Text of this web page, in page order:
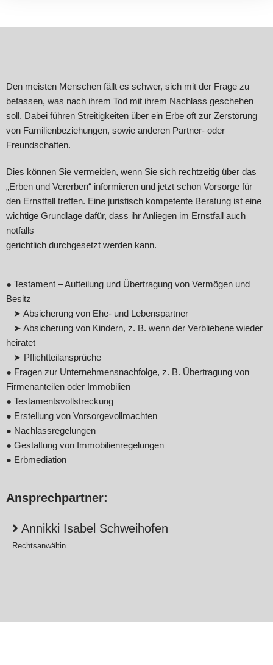
Den meisten Menschen fällt es schwer, sich mit der Frage zu
befassen, was nach ihrem Tod mit ihrem Nachlass geschehen
soll. Dabei führen Streitigkeiten über ein Erbe oft zur Zerstörung
von Familienbeziehungen, sowie anderen Partner- oder
Freundschaften.
Dies können Sie vermeiden, wenn Sie sich rechtzeitig über das
„Erben und Vererben“ informieren und jetzt schon Vorsorge für
den Ernstfall treffen. Eine juristisch kompetente Beratung ist eine
wichtige Grundlage dafür, dass ihr Anliegen im Ernstfall auch
notfalls
gerichtlich durchgesetzt werden kann.
● Testament – Aufteilung und Übertragung von Vermögen und
Besitz
➤ Absicherung von Ehe- und Lebenspartner
➤ Absicherung von Kindern, z. B. wenn der Verbliebene wieder
heiratet
➤ Pflichtteilansprüche
● Fragen zur Unternehmensnachfolge, z. B. Übertragung von
Firmenanteilen oder Immobilien
● Testamentsvollstreckung
● Erstellung von Vorsorgevollmachten
● Nachlassregelungen
● Gestaltung von Immobilienregelungen
● Erbmediation
Ansprechpartner:
Annikki Isabel Schweihofen
Rechtsanwältin